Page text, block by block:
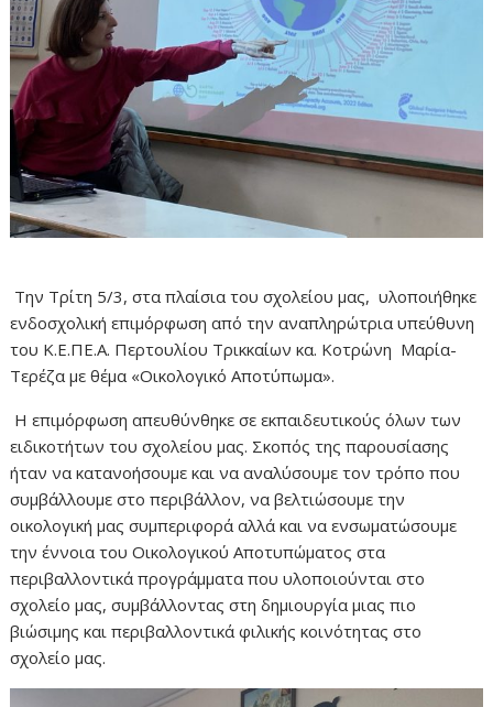
Την Τρίτη 5/3, στα πλαίσια του σχολείου μας, υλοποιήθηκε
ενδοσχολική επιμόρφωση από την αναπληρώτρια υπεύθυνη
του Κ.Ε.ΠΕ.Α. Περτουλίου Τρικκαίων κα. Κοτρώνη Μαρία-
Τερέζα με θέμα «Οικολογικό Αποτύπωμα».
Η επιμόρφωση απευθύνθηκε σε εκπαιδευτικούς όλων των
ειδικοτήτων του σχολείου μας. Σκοπός της παρουσίασης
ήταν να κατανοήσουμε και να αναλύσουμε τον τρόπο που
συμβάλλουμε στο περιβάλλον, να βελτιώσουμε την
οικολογική μας συμπεριφορά αλλά και να ενσωματώσουμε
την έννοια του Οικολογικού Αποτυπώματος στα
περιβαλλοντικά προγράμματα που υλοποιούνται στο
σχολείο μας, συμβάλλοντας στη δημιουργία μιας πιο
βιώσιμης και περιβαλλοντικά φιλικής κοινότητας στο
σχολείο μας.